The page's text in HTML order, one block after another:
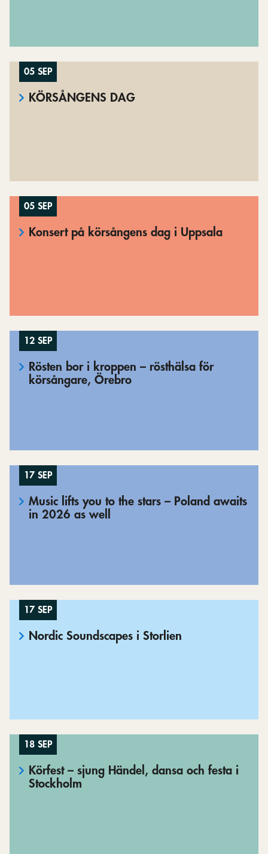
05 SEP
KÖRSÅNGENS DAG
05 SEP
Konsert på körsångens dag i Uppsala
12 SEP
Rösten bor i kroppen – rösthälsa för
körsångare, Örebro
17 SEP
Music lifts you to the stars – Poland awaits
in 2026 as well
17 SEP
Nordic Soundscapes i Storlien
18 SEP
Körfest – sjung Händel, dansa och festa i
Stockholm